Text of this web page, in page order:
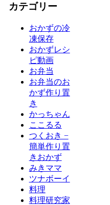
カテゴリー
おかずの冷
凍保存
おかずレシ
ピ動画
お弁当
お弁当のお
かず作り置
き
かっちゃん
ここるる
つくおき −
簡単作り置
きおかず
みきママ
ツナボーイ
料理
料理研究家